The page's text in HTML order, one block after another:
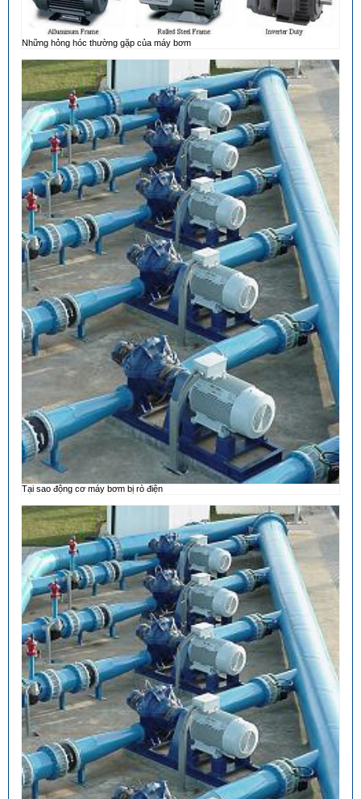
Những hỏng hóc thường gặp của máy bơm
Tại sao động cơ máy bơm bị rò điện